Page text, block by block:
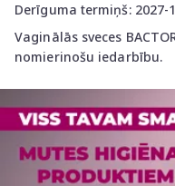
Derīguma termiņš: 2027-
Vaginālās sveces
nomierinošu iedarbību.